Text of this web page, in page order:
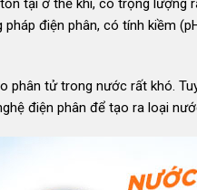
tại ở thể khí, có trọng lượng
điện phân, có tính kiềm
phân tử trong nước rất khó.
điện phân để tạo ra loại